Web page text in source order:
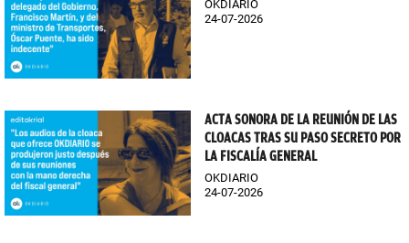
OKDIARIO
24-07-2026
ACTA SONORA DE LA REUNIÓN DE LAS
CLOACAS TRAS SU PASO SECRETO POR
LA FISCALÍA GENERAL
OKDIARIO
24-07-2026